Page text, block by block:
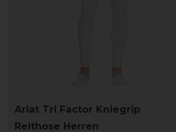
Ariat Tri Factor Kniegrip
Reithose Herren